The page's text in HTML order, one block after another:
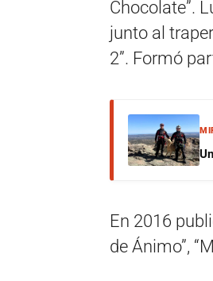
Chocolate”.
junto al
2”. Formó
En 2016
de Ánimo”,